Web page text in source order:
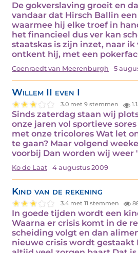
De gokverslaving groeit en
vandaar dat Hirsch Ballin
waarmee hij elke troef in
het financieel dus ver kan
staatskas is zijn inzet, naar ik
ontkent hij, met een
Coenraedt van Meerenburgh 5
Willem II even I
3.0 met 9 stemmen
Sinds zaterdag staan wij
onze jaren vol sportieve
met onze tricolores Wat let
te gaan? Maar volgend
voorbij Dan worden wij
Ko de Laat 4 augustus 2009
Kind van de rekening
3.4 met 11 stemmen
In goede tijden wordt een
Waarna er crisis komt in de
scheiding volgt en dan
nieuwe crisis wordt gestaakt